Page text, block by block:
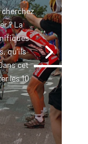
cherchez
? La
qu'ils
cet
les 10